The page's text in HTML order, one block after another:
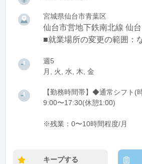
宮城県仙台市青葉区
仙台市営地下鉄南北線 仙
■就業場所の変更の範囲：
週5
月, 火, 水, 木, 金
【勤務時間帯】◆通常シフト(
9:00〜17:30(休憩1:00)
※残業：0〜10時間程度/月
キープする